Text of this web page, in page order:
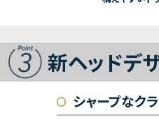
新ヘッドデ
シャープなク